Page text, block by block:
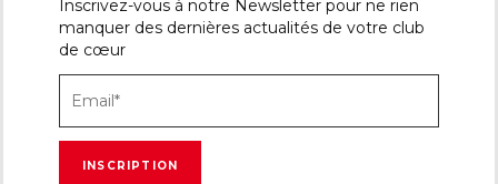
Inscrivez-vous à notre Newsletter pour ne rien
manquer des dernières actualités de votre club
de cœur